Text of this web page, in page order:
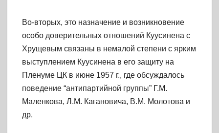
Во-вторых, это назначение и возникновение
особо доверительных отношений Куусинена с
Хрущевым связаны в немалой степени с ярким
выступлением Куусинена в его защиту на
Пленуме ЦК в июне 1957 г., где обсуждалось
поведение “антипартийной группы” Г.М.
Маленкова, Л.М. Кагановича, В.М. Молотова и
др.